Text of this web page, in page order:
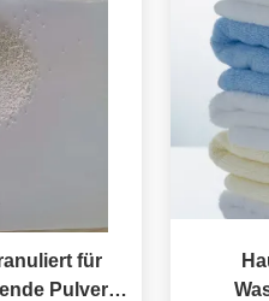
für
Pulver-